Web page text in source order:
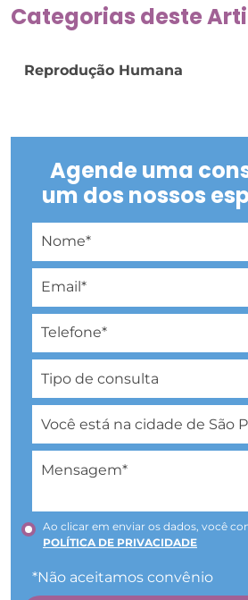
Categorias deste
Reprodução Humana
Agende uma
um dos nossos
Ao clicar em enviar os dados, você
POLÍTICA DE PRIVACIDADE
*Não aceitamos convênio